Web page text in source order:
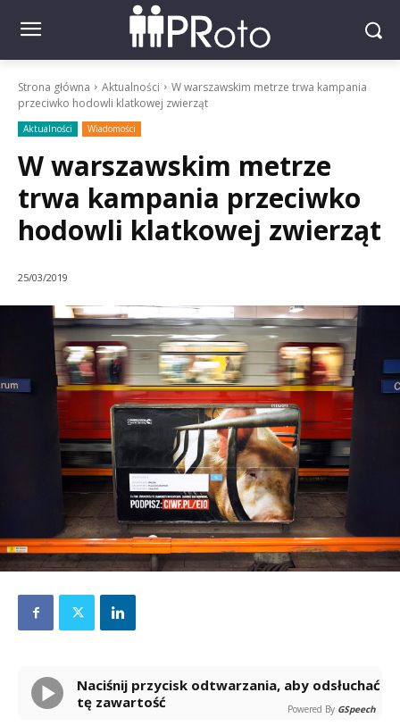
Strona główna Aktualności
W warszawskim metrze trwa kampania
przeciwko hodowli klatkowej zwierząt
Aktualności Wiadomości
W warszawskim metrze
trwa kampania przeciwko
hodowli klatkowej zwierząt
25/03/2019
Naciśnij przycisk odtwarzania, aby odsłuchać
tę zawartość
Powered By GSpeech